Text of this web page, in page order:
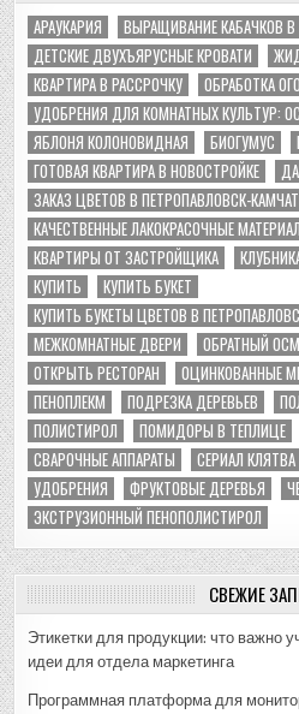
АРАУКАРИЯ
ВЫРАЩИВАНИЕ КАБАЧКОВ
ДЕТСКИЕ ДВУХЪЯРУСНЫЕ КРОВАТИ
КВАРТИРА В РАССРОЧКУ
ОБРАБОТКА
УДОБРЕНИЯ ДЛЯ КОМНАТНЫХ КУЛЬТУР:
ЯБЛОНЯ КОЛОНОВИДНАЯ
БИОГУМУС
ГОТОВАЯ КВАРТИРА В НОВОСТРОЙКЕ
ЗАКАЗ ЦВЕТОВ В ПЕТРОПАВЛОВСК-
КАЧЕСТВЕННЫЕ ЛАКОКРАСОЧНЫЕ
КВАРТИРЫ ОТ ЗАСТРОЙЩИКА
КУПИТЬ
КУПИТЬ БУКЕТ
КУПИТЬ БУКЕТЫ ЦВЕТОВ В
МЕЖКОМНАТНЫЕ ДВЕРИ
ОБРАТНЫЙ
ОТКРЫТЬ РЕСТОРАН
ОЦИНКОВАННЫЕ
ПЕНОПЛЕКМ
ПОДРЕЗКА ДЕРЕВЬЕВ
ПОЛИСТИРОЛ
ПОМИДОРЫ В ТЕПЛИЦЕ
СВАРОЧНЫЕ АППАРАТЫ
СЕРИАЛ КЛЯТВА
УДОБРЕНИЯ
ФРУКТОВЫЕ ДЕРЕВЬЯ
ЭКСТРУЗИОННЫЙ ПЕНОПОЛИСТИРОЛ
СВЕЖИЕ
Этикетки для продукции: что важно
идеи для отдела маркетинга
Программная платформа для